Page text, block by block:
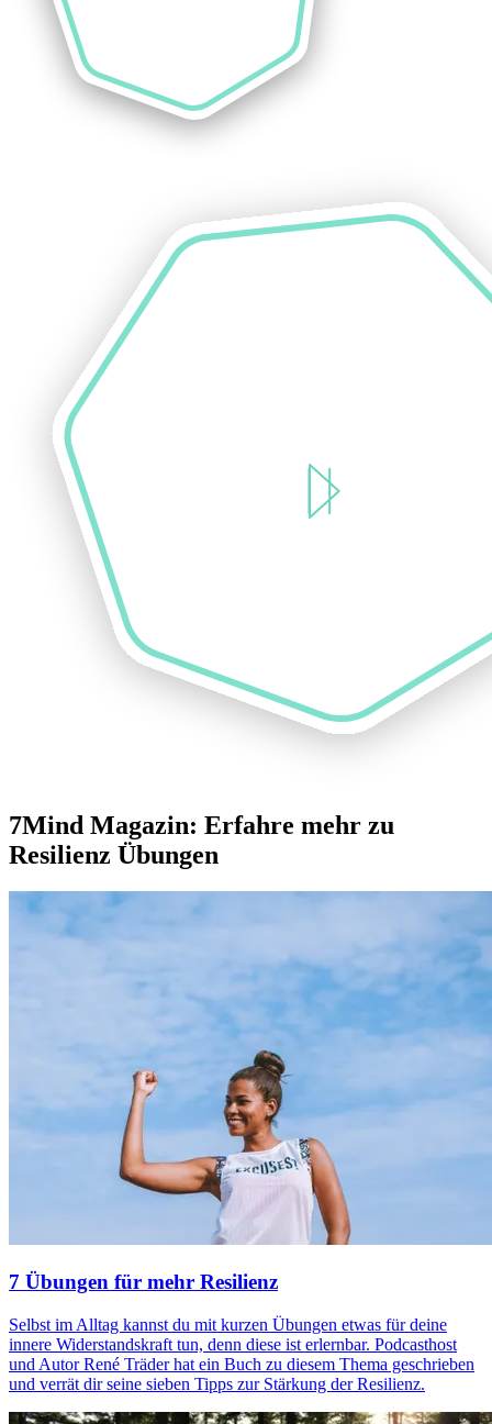
7Mind Magazin: Erfahre mehr zu
Resilienz Übungen
7 Übungen für mehr Resilienz
Selbst im Alltag kannst du mit kurzen Übungen etwas für deine
innere Widerstandskraft tun, denn diese ist erlernbar. Podcasthost
und Autor René Träder hat ein Buch zu diesem Thema geschrieben
und verrät dir seine sieben Tipps zur Stärkung der Resilienz.